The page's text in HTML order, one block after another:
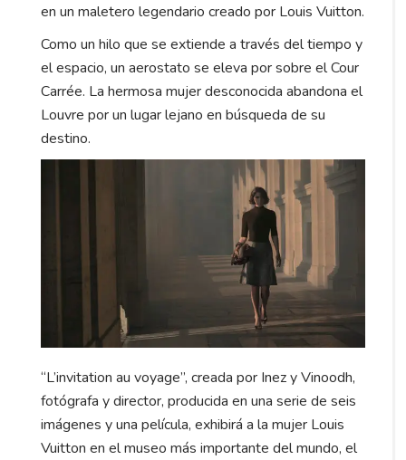
en un maletero legendario creado por Louis Vuitton.
Como un hilo que se extiende a través del tiempo y
el espacio, un aerostato se eleva por sobre el Cour
Carrée. La hermosa mujer desconocida abandona el
Louvre por un lugar lejano en búsqueda de su
destino.
“L’invitation au voyage”, creada por Inez y Vinoodh,
fotógrafa y director, producida en una serie de seis
imágenes y una película, exhibirá a la mujer Louis
Vuitton en el museo más importante del mundo, el